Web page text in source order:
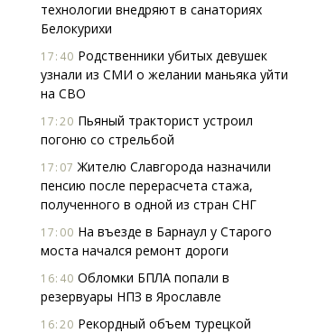
технологии внедряют в санаториях
Белокурихи
17:40 Родственники убитых девушек
узнали из СМИ о желании маньяка уйти
на СВО
17:20 Пьяный тракторист устроил
погоню со стрельбой
17:07 Жителю Славгорода назначили
пенсию после перерасчета стажа,
полученного в одной из стран СНГ
17:00 На въезде в Барнаул у Старого
моста начался ремонт дороги
16:40 Обломки БПЛА попали в
резервуары НПЗ в Ярославле
16:20 Рекордный объем турецкой